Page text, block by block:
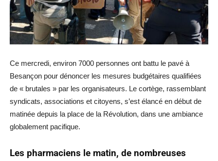
Ce mercredi, environ 7000 personnes ont battu le pavé à
Besançon pour dénoncer les mesures budgétaires qualifiées
de « brutales » par les organisateurs. Le cortège, rassemblant
syndicats, associations et citoyens, s’est élancé en début de
matinée depuis la place de la Révolution, dans une ambiance
globalement pacifique.
Les pharmaciens le matin, de nombreuses